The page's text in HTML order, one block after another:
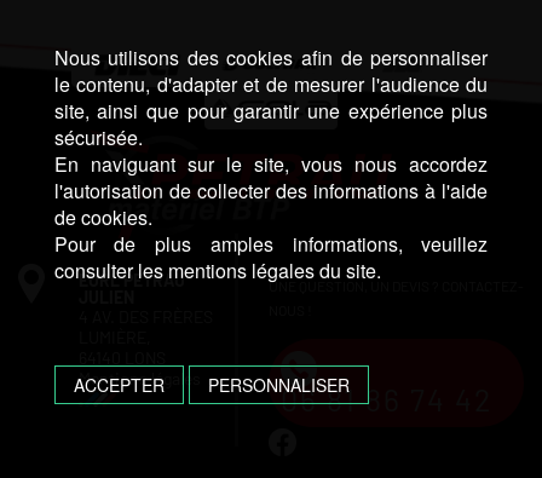
EURL PETRAU
Mentions légales
UNE QUESTION, UN DEVIS ? CONTACTEZ-
06 81 86 74 42
Nous utilisons des cookies afin de personnaliser
le contenu, d'adapter et de mesurer l'audience du
site, ainsi que pour garantir une expérience plus
sécurisée.
En naviguant sur le site, vous nous accordez
l'autorisation de collecter des informations à l'aide
de cookies.
Pour de plus amples informations, veuillez
consulter les mentions légales du site.
ACCEPTER PERSONNALISER